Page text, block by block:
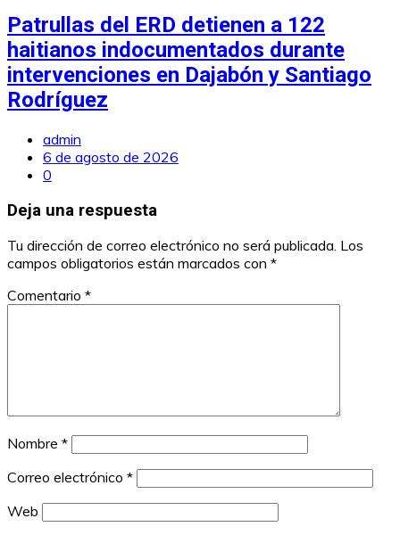
Patrullas del ERD detienen a 122
haitianos indocumentados durante
intervenciones en Dajabón y Santiago
Rodríguez
admin
6 de agosto de 2026
0
Deja una respuesta
Tu dirección de correo electrónico no será publicada. Los
campos obligatorios están marcados con *
Comentario *
Nombre *
Correo electrónico *
Web